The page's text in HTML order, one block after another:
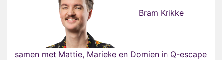
Bram Krikke
samen met Mattie, Marieke en Domien in Q-escape